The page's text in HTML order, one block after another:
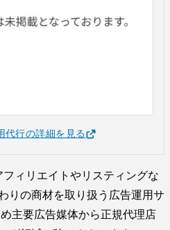
代行の詳細を見る
フィリエイトやリスティングな
りの商材を取り扱う広告運用サ
主要広告媒体から正規代理店